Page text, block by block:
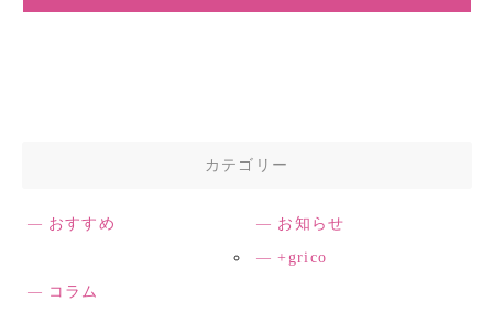
カテゴリー
おすすめ お知らせ
+grico
コラム